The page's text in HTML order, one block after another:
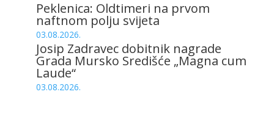
Peklenica: Oldtimeri na prvom
naftnom polju svijeta
03.08.2026.
Josip Zadravec dobitnik nagrade
Grada Mursko Središće „Magna cum
Laude“
03.08.2026.